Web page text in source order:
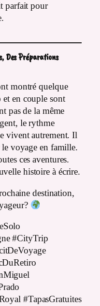
parfait pour
Des Préparations
montré quelque
et en couple sont
pas de la même
le rythme
vivent autrement. Il
le voyage en famille.
ces aventures.
histoire à écrire.
destination,
#CityTrip
#TapasGratuites